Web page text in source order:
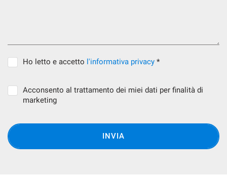
Ho letto e accetto l'informativa privacy *
Acconsento al trattamento dei miei dati per finalità di
marketing
INVIA